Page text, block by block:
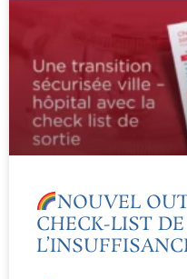
NOUVEL
CHECK-LIST